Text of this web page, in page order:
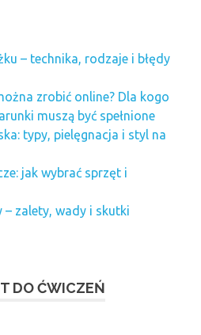
– technika, rodzaje i błędy
zrobić online? Dla kogo
muszą być spełnione
typy, pielęgnacja i styl na
jak wybrać sprzęt i
– zalety, wady i skutki
DO ĆWICZEŃ